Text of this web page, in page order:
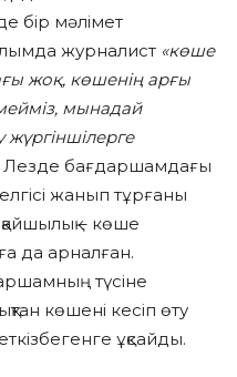
бір мәлімет
журналист «көше
жоқ, көшенің арғы
мынадай
Лезде бағдаршамдағы
жанып тұрғаны
– көше
да арналған.
түсіне
көшені кесіп өту
ұқсайды.